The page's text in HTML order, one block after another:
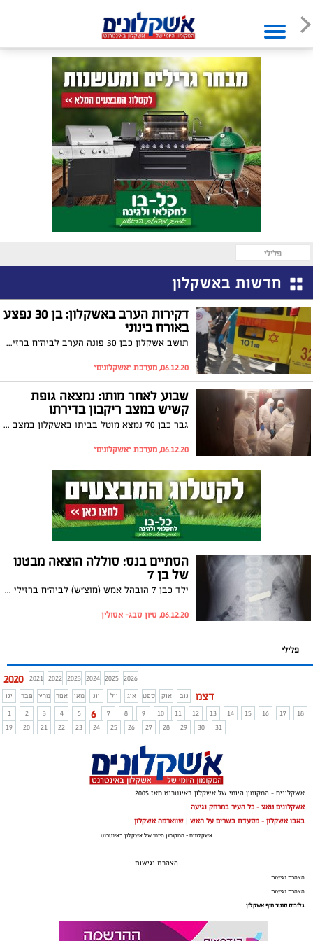
פלילי
חדשות באשקלון
דקירות הערב באשקלון: בן 30 נפצע
באורח בינוני
תושב אשקלון כבן 30 פונה הערב לביה"ח ברזילי לאחר שנדקר בנסיבות שטרם ידועות. המשטרה פתחה בחקירה
06.12.20, מערכת "אשקלונים"
שבוע לאחר מותו: נמצאה גופת
קשיש במצב ריקבון בדירתו
גבר כבן 70 נמצא מוטל בביתו באשקלון במצב ריקבון קשה, כשבוע לאחר מותו. בזק"א חוזרים ומבקשים: "תבדקו מה שלום השכנים הבודדים שלכם"
06.12.20, מערכת "אשקלונים"
הסתיים בנס: סוללה הוצאה מבטנו
של בן 7
ילד כבן 7 הובהל אמש (מוצ"ש) לביה"ח ברזילי באשקלון, לאחר שבלע את סוללת שלט הטלוויזיה
06.12.20, סיון סבג- אסולין
פלילי
2020 2021 2022 2023 2024 2025 2026
ינו
פבר מרץ אפר מאי יונ יול אוג ספט אוק נוב דצמ
1 2 3 4 5 6 7 8 9 10 11 12 13 14 15 16 17
18
19
20 21 22 23 24 25 26 27 28 29 30 31
אשקלונים - המקומון היומי של אשקלון באינטרנט מאז 2005
אשקלונים טאצ - כל העיר במרחק נגיעה
באבו אשקלון - מסעדת בשרים על האש | שווארמה אשקלון
אשקלונים - המקומון היומי של אשקלון באינטרנט
הצהרת נגישות
הצהרת נגישות
הצהרת נגישות
גלובוס סנטר חוף אשקלון